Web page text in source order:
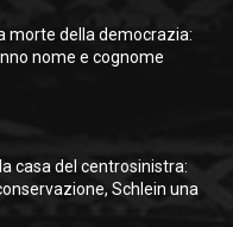
morte della democrazia:
nome e cognome
casa del centrosinistra:
Schlein una